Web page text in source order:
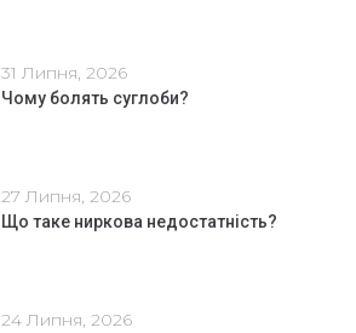
31 Липня, 2026
Чому болять суглоби?
27 Липня, 2026
Що таке ниркова недостатність?
24 Липня, 2026